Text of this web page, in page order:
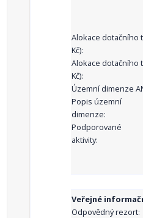
Alokace dotačního
Kč):
Alokace dotačního
Kč):
Územní dimenze
Popis územní
dimenze:
Podporované
aktivity:
Veřejné
Odpovědný rezort: